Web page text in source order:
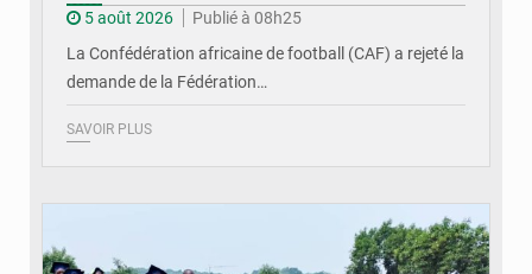
5 août 2026
Publié à 08h25
La Confédération africaine de football (CAF) a rejeté la
demande de la Fédération…
SAVOIR PLUS